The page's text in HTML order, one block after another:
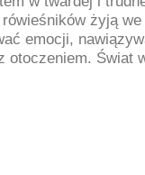
żyją
emocji,
otoczeniem. Świat